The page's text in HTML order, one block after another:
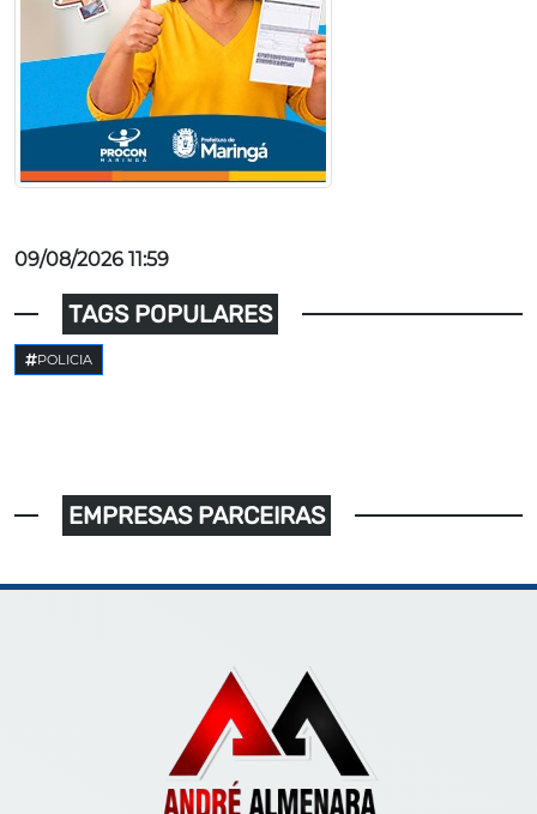
09/08/2026 11:59
TAGS POPULARES
POLICIA
EMPRESAS PARCEIRAS